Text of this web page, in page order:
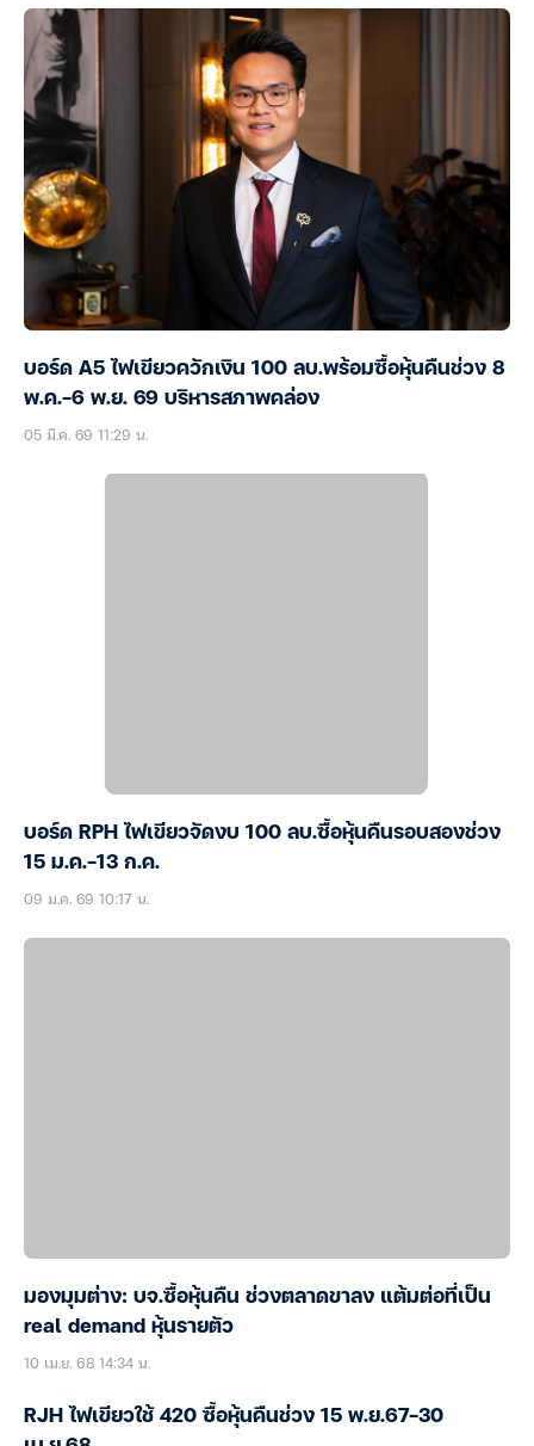
บอร์ด A5 ไฟเขียวควักเงิน 100 ลบ.พร้อมซื้อหุ้นคืนช่วง 8
พ.ค.-6 พ.ย. 69 บริหารสภาพคล่อง
05 มี.ค. 69 11:29 น.
บอร์ด RPH ไฟเขียวจัดงบ 100 ลบ.ซื้อหุ้นคืนรอบสองช่วง
15 ม.ค.-13 ก.ค.
09 ม.ค. 69 10:17 น.
มองมุมต่าง: บจ.ซื้อหุ้นคืน ช่วงตลาดขาลง แต้มต่อที่เป็น
real demand หุ้นรายตัว
10 เม.ย. 68 14:34 น.
RJH ไฟเขียวใช้ 420 ซื้อหุ้นคืนช่วง 15 พ.ย.67-30